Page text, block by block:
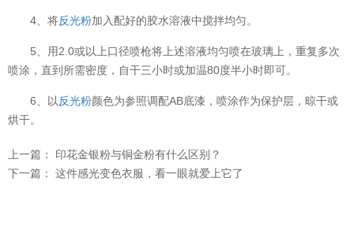
4、将反光粉加入配好的胶水溶液中搅拌均匀。
5、用2.0或以上口径喷枪将上述溶液均匀喷在玻璃上，重复多次
喷涂，直到所需密度，自干三小时或加温80度半小时即可。
6、以 反光粉颜色为参照调配AB底漆，喷涂作为保护层，晾干或
烘干。
上一篇： 印花金银粉与铜金粉有什么区别？
下一篇： 这件感光变色衣服，看一眼就爱上它了